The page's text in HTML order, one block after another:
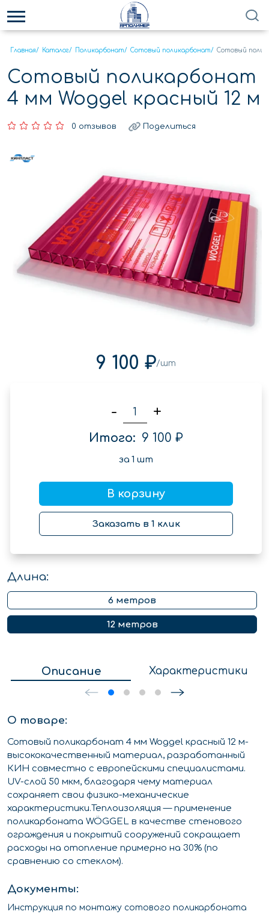
Главная/ Каталог/ Поликарбонат/ Сотовый поликарбонат/ Сотовый
Сотовый поликарбонат
4 мм Woggel красный 12 м
0 отзывов Поделиться
9 100 ₽/шт
- +
Итого: 9 100 ₽
за 1 шт
В корзину
Заказать в 1 клик
Длина:
6 метров
12 метров
Описание Характеристики
О товаре:
Сотовый поликарбонат 4 мм Woggel красный 12 м-
высококачественный материал, разработанный
КИН совместно с европейскими специалистами.
UV-слой 50 мкм, благодаря чему материал
сохраняет свои физико-механические
характеристики.Теплоизоляция — применение
поликарбоната WÖGGEL в качестве стенового
ограждения и покрытий сооружений сокращает
расходы на отопление примерно на 30% (по
сравнению со стеклом).
Документы:
Инструкция по монтажу сотового поликарбоната